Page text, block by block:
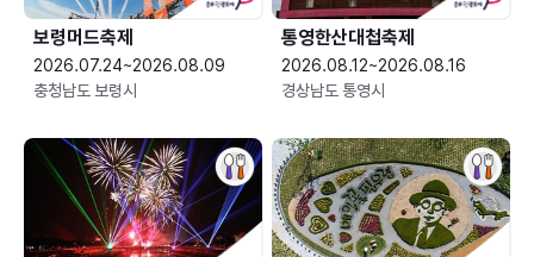
보령머드축제
2026.07.24~2026.08.09
충청남도 보령시
통영한산대첩축제
2026.08.12~2026.08.16
경상남도 통영시